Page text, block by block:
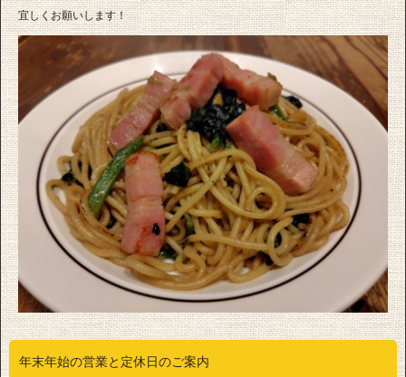
宜しくお願いします！
年末年始の営業と定休日のご案内